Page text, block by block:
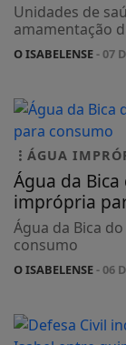
Unidades de
amamentação
O ISABELENSE- 07
ÁGUA
Água da
imprópria
Água da Bica
consumo
O ISABELENSE- 06